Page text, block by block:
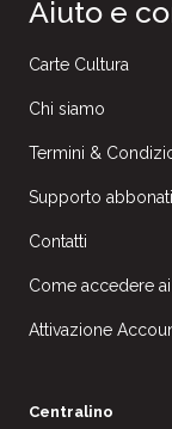
Aiuto e
Carte Cultura
Chi siamo
Termini &
Supporto abbonati
Contatti
Come accedere
Attivazione
Centralino